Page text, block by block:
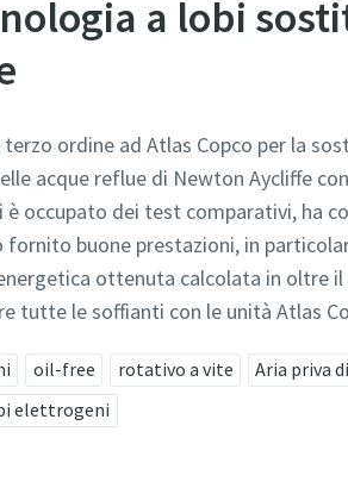
a lobi
ordine ad Atlas Copco per la
acque reflue di Newton Aycliffe
è occupato dei test comparativi, ha
buone prestazioni, in
ottenuta calcolata in oltre il
le soffianti con le unità Atlas
oil-free rotativo a vite Aria priva
elettrogeni